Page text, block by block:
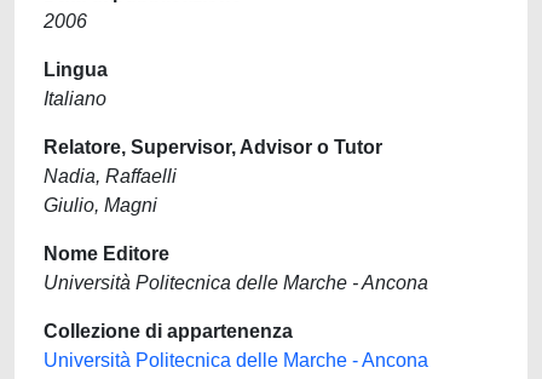
2006
Lingua
Italiano
Relatore, Supervisor, Advisor o Tutor
Nadia, Raffaelli
Giulio, Magni
Nome Editore
Università Politecnica delle Marche - Ancona
Collezione di appartenenza
Università Politecnica delle Marche - Ancona